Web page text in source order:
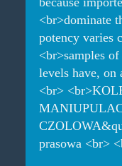
<br>dominate
potency varies
<br>samples
levels have, on
<br>
prasowa <br>